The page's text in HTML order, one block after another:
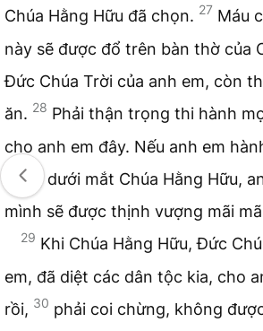
Chúa Hằng Hữu đã chọn. 27 Máu
này sẽ được đổ trên bàn thờ của
Đức Chúa Trời của anh em, còn
ăn. 28 Phải thận trọng thi hành
cho anh em đây. Nếu anh em
đáng dưới mắt Chúa Hằng Hữu,
mình sẽ được thịnh vượng mãi
29 Khi Chúa Hằng Hữu, Đức
em, đã diệt các dân tộc kia, cho
rồi, 30 phải coi chừng, không